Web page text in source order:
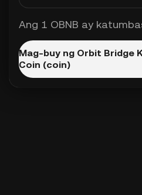
Ang 1 OBNB ay
Mag-buy ng Orbit Bridge
Coin (coin)